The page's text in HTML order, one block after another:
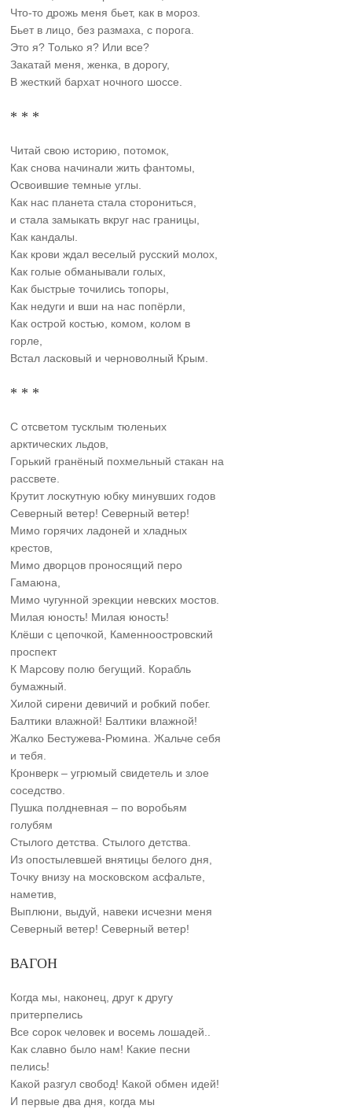
Что-то дрожь меня бьет, как в мороз.
Бьет в лицо, без размаха, с порога.
Это я? Только я? Или все?
Закатай меня, женка, в дорогу,
В жесткий бархат ночного шоссе.
* * *
Читай свою историю, потомок,
Как снова начинали жить фантомы,
Освоившие темные углы.
Как нас планета стала сторониться,
и стала замыкать вкруг нас границы,
Как кандалы.
Как крови ждал веселый русский молох,
Как голые обманывали голых,
Как быстрые точились топоры,
Как недуги и вши на нас попёрли,
Как острой костью, комом, колом в
горле,
Встал ласковый и черноволный Крым.
* * *
С отсветом тусклым тюленьих
арктических льдов,
Горький гранёный похмельный стакан на
рассвете.
Крутит лоскутную юбку минувших годов
Северный ветер! Северный ветер!
Мимо горячих ладоней и хладных
крестов,
Мимо дворцов проносящий перо
Гамаюна,
Мимо чугунной эрекции невских мостов.
Милая юность! Милая юность!
Клёши с цепочкой, Каменноостровский
проспект
К Марсову полю бегущий. Корабль
бумажный.
Хилой сирени девичий и робкий побег.
Балтики влажной! Балтики влажной!
Жалко Бестужева-Рюмина. Жальче себя
и тебя.
Кронверк – угрюмый свидетель и злое
соседство.
Пушка полдневная – по воробьям
голубям
Стылого детства. Стылого детства.
Из опостылевшей внятицы белого дня,
Точку внизу на московском асфальте,
наметив,
Выплюни, выдуй, навеки исчезни меня
Северный ветер! Северный ветер!
ВАГОН
Когда мы, наконец, друг к другу
притерпелись
Все сорок человек и восемь лошадей..
Как славно было нам! Какие песни
пелись!
Какой разгул свобод! Какой обмен идей!
И первые два дня, когда мы